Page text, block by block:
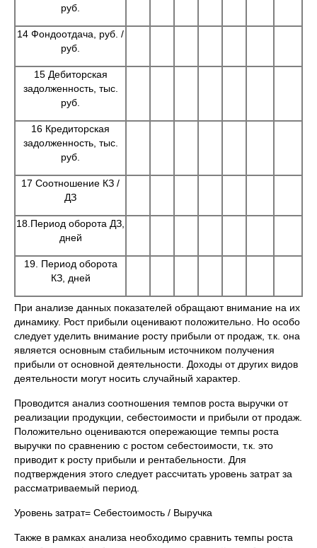
руб.
14 Фондоотдача, руб. /
руб.
15 Дебиторская
задолженность, тыс.
руб.
16 Кредиторская
задолженность, тыс.
руб.
17 Соотношение КЗ /
ДЗ
18.Период оборота ДЗ,
дней
19. Период оборота
КЗ, дней
При анализе данных показателей обращают внимание на их
динамику. Рост прибыли оценивают положительно. Но особо
следует уделить внимание росту прибыли от продаж, т.к. она
является основным стабильным источником получения
прибыли от основной деятельности. Доходы от других видов
деятельности могут носить случайный характер.
Проводится анализ соотношения темпов роста выручки от
реализации продукции, себестоимости и прибыли от продаж.
Положительно оцениваются опережающие темпы роста
выручки по сравнению с ростом себестоимости, т.к. это
приводит к росту прибыли и рентабельности. Для
подтверждения этого следует рассчитать уровень затрат за
рассматриваемый период.
Уровень затрат= Себестоимость / Выручка
Также в рамках анализа необходимо сравнить темпы роста